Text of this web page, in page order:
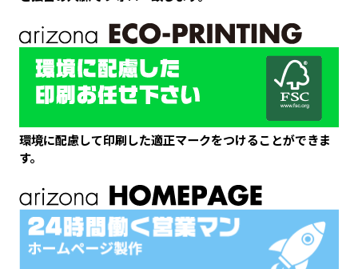
環境に配慮して印刷した適正マークをつけることができま
す。